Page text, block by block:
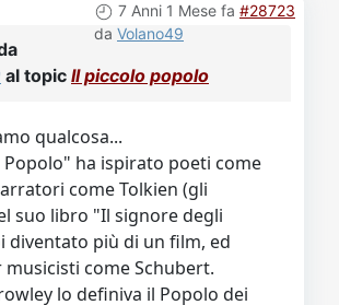
7 Anni 1 Mese fa #28723
da Volano49
al topic Il piccolo popolo
qualcosa...
Popolo" ha ispirato poeti come
come Tolkien (gli
suo libro "Il signore degli
diventato più di un film, ed
musicisti come Schubert.
lo definiva il Popolo dei